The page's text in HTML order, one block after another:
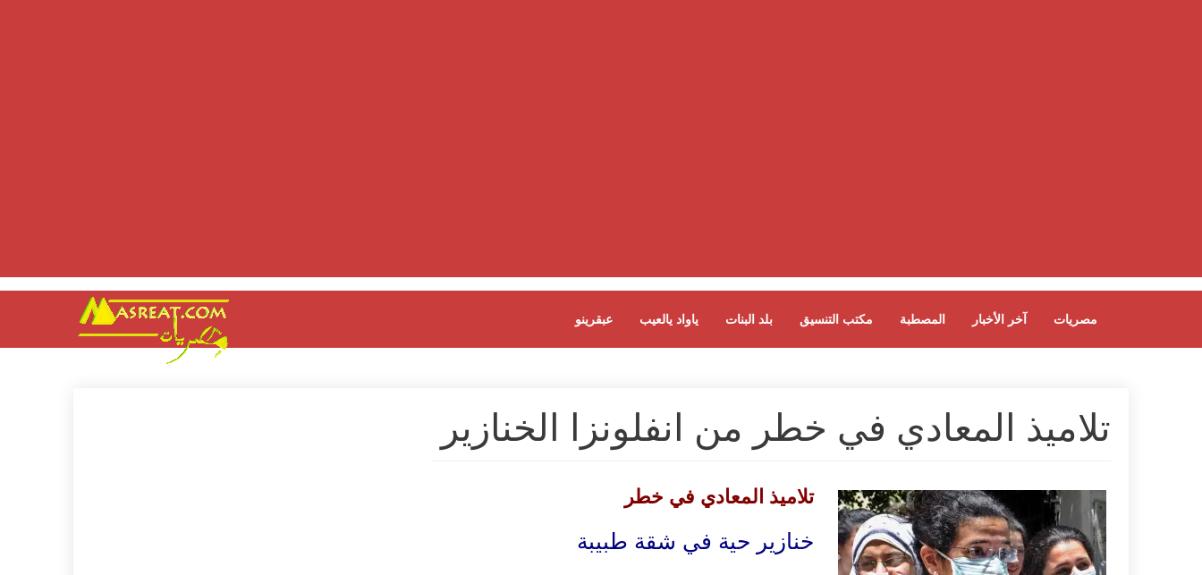
عبقرينو ياواد يالعيب بلد البنات مكتب التنسيق المصطبة آخر الأخبار مصريات
تلاميذ المعادي في خطر من انفلونزا الخنازير
تلاميذ المعادي في خطر
خنازير حية في شقة طبيبة